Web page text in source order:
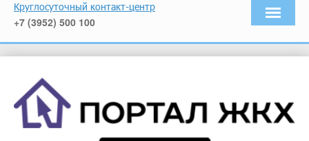
Круглосуточный контакт-центр
+7 (3952) 500 100